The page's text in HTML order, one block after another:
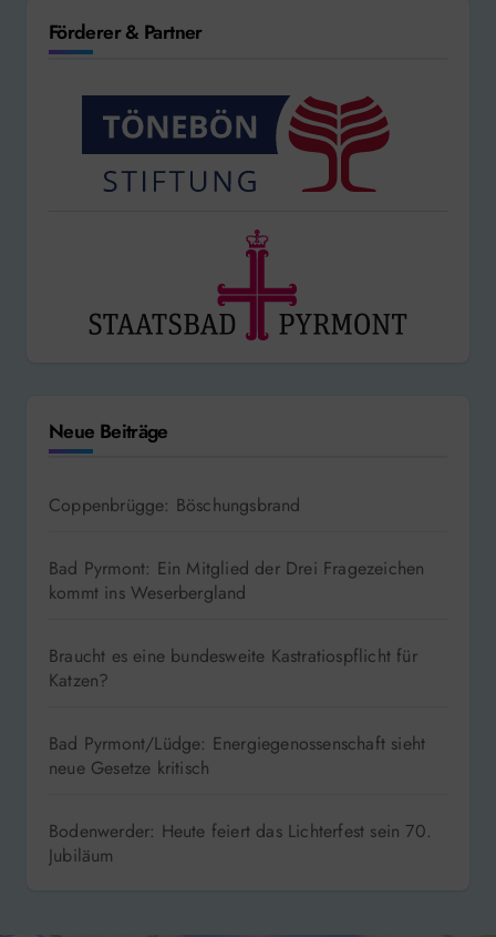
Förderer & Partner
Neue Beiträge
Coppenbrügge: Böschungsbrand
Bad Pyrmont: Ein Mitglied der Drei Fragezeichen
kommt ins Weserbergland
Braucht es eine bundesweite Kastratiospflicht für
Katzen?
Bad Pyrmont/Lüdge: Energiegenossenschaft sieht
neue Gesetze kritisch
Bodenwerder: Heute feiert das Lichterfest sein 70.
Jubiläum